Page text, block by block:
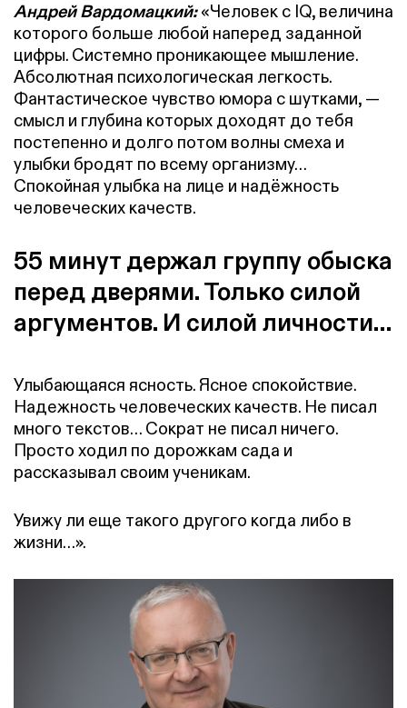
Андрей Вардомацкий:«Человек с IQ, величина
которого больше любой наперед заданной
цифры. Системно проникающее мышление.
Абсолютная психологическая легкость.
Фантастическое чувство юмора с шутками, —
смысл и глубина которых доходят до тебя
постепенно и долго потом волны смеха и
улыбки бродят по всему организму…
Спокойная улыбка на лице и надёжность
человеческих качеств.
55 минут держал группу обыска
перед дверями. Только силой
аргументов. И силой личности…
Улыбающаяся ясность. Ясное спокойствие.
Надежность человеческих качеств. Не писал
много текстов… Сократ не писал ничего.
Просто ходил по дорожкам сада и
рассказывал своим ученикам.
Увижу ли еще такого другого когда либо в
жизни…».